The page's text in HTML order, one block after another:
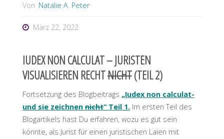
Von Natalie A. Peter
März 22, 2022
IUDEX NON CALCULAT – JURISTEN
VISUALISIEREN RECHTNICHT(TEIL 2)
Fortsetzung des Blogbeitrags „Iudex non calculat-
und sie zeichnennicht“ Teil 1. Im ersten Teil des
Blogartikels hast Du erfahren, wozu es gut sein
könnte, als Jurist für einen juristischen Laien mit